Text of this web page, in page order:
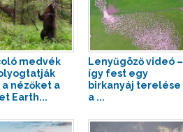
medvék
nézőket a
Earth...
Lenyűgöző videó –
így fest egy
birkanyáj terelése
a ...